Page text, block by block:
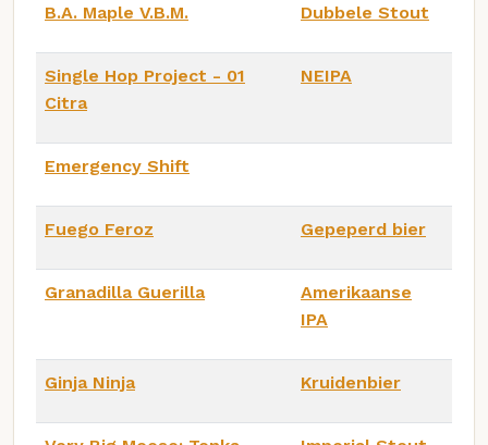
B.A. Maple V.B.M. Dubbele Stout
Single Hop Project - 01
Citra
NEIPA
Emergency Shift
Fuego Feroz Gepeperd bier
Granadilla Guerilla
Amerikaanse
IPA
Ginja Ninja Kruidenbier